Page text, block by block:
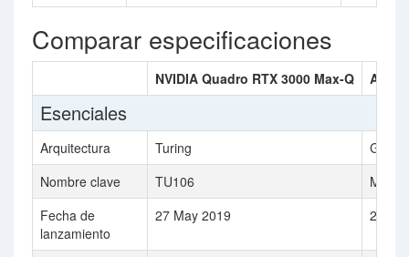
Comparar especificaciones
NVIDIA Quadro RTX 3000 Max-Q AMD
Esenciales
Arquitectura Turing
GCN
Nombre clave
TU106
Malta
Fecha de
lanzamiento
27 May 2019 24